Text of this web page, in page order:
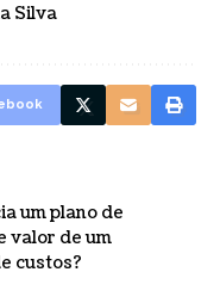
Silva
um plano de
valor de um
custos?